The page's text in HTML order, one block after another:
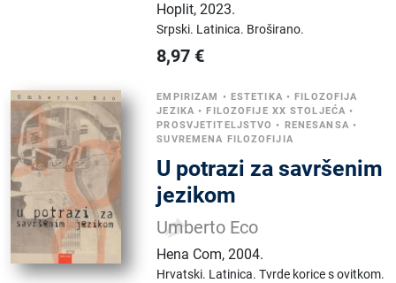
Hoplit,2023.
Srpski. Latinica. Broširano.
8,97 €
EMPIRIZAM • ESTETIKA • FILOZOFIJA
JEZIKA • FILOZOFIJE XX STOLJEĆA •
PROSVJETITELJSTVO • RENESANSA •
SUVREMENA FILOZOFIJIA
U potrazi za savršenim
jezikom
Umberto Eco
Hena Com,2004.
Hrvatski. Latinica.Tvrde korice s ovitkom.